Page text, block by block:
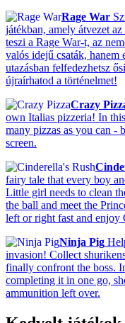
Rage War
játékban, amely átvezet
teszi a Rage War-t, az
valós idejű csaták, hanem
utazásban felfedezhetsz
újraírhatod a történelmet!
Crazy
own Italias pizzeria! In
many pizzas as you can -
screen.
fairy tale that every boy
Little girl needs to clean
the ball and meet the
left or right fast and enjoy
Ninja Pig
invasion! Collect
finally confront the boss.
completing it in one go,
ammunition left over.